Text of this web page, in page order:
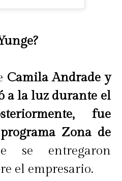
Camila Andrade y
a la luz durante el
fue
Zona de
se entregaron
el empresario.